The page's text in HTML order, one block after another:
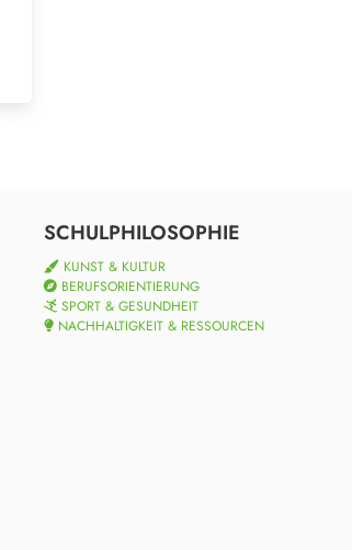
SCHULPHILOSOPHIE
KUNST & KULTUR
BERUFSORIENTIERUNG
SPORT & GESUNDHEIT
NACHHALTIGKEIT & RESSOURCEN